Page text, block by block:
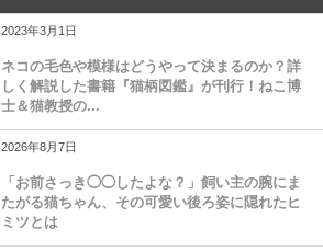
2023年3月1日
ネコの毛色や模様はどうやって決まるのか？詳
しく解説した書籍『猫柄図鑑』が刊行！ねこ博
士＆猫教授の...
2026年8月7日
「お前さっき◯◯したよな？」飼い主の腕にま
たがる猫ちゃん、その可愛い後ろ姿に隠れたヒ
ミツとは